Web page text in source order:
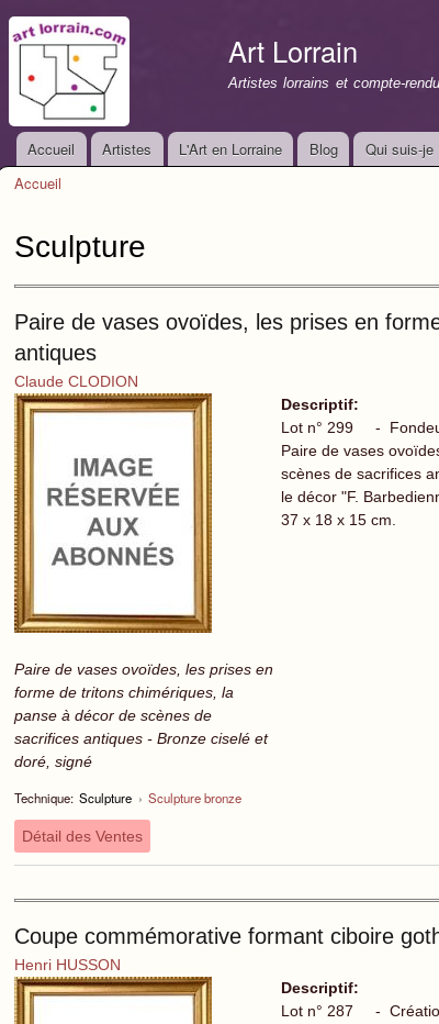
Art Lorrain
Artistes lorrains et compte-
Menu principal
Accueil Artistes L'Art en Lorraine Blog Qui suis-je
Accueil
Sculpture
Paire de vases ovoïdes, les prises en
antiques
Claude CLODION
Paire de vases ovoïdes, les prises en
forme de tritons chimériques, la
panse à décor de scènes de
sacrifices antiques - Bronze ciselé et
doré, signé
Technique: Sculpture › Sculpture bronze
Descriptif:
Lot n° 299 -
Paire de vases
scènes de sacrifices
le décor "F.
37 x 18 x 15 cm.
Détail des Ventes
Coupe commémorative formant ciboire
Henri HUSSON
Descriptif:
Lot n° 287 -